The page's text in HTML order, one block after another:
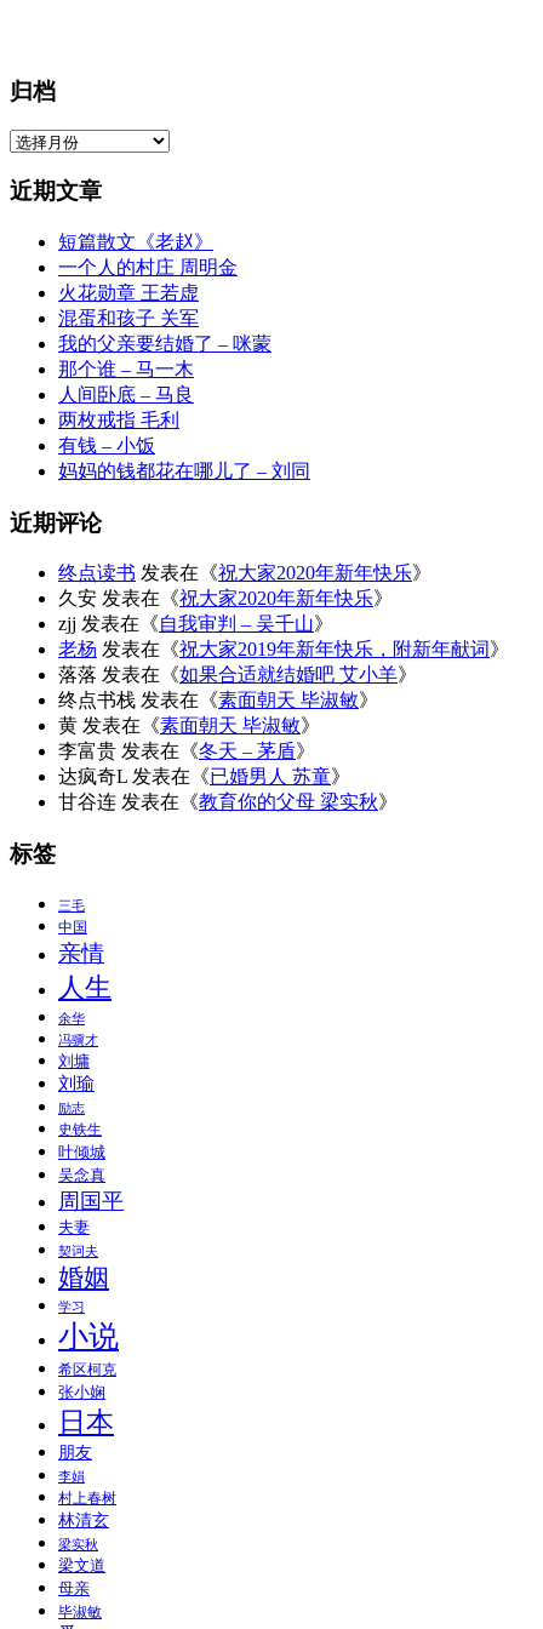
归档
归
近期文章
短篇散文《老赵》
一个人的村庄 周明金
火花勋章 王若虚
混蛋和孩子 关军
我的父亲要结婚了 – 咪蒙
那个谁 – 马一木
人间卧底 – 马良
两枚戒指 毛利
有钱 – 小饭
妈妈的钱都花在哪儿了 – 刘同
近期评论
终点读书 发表在《祝大家2020年新年快乐》
久安 发表在《祝大家2020年新年快乐》
zjj 发表在《自我审判 – 吴千山》
老杨 发表在《祝大家2019年新年快乐，附新年献词》
落落 发表在《如果合适就结婚吧 艾小羊》
终点书栈 发表在《素面朝天 毕淑敏》
黄 发表在《素面朝天 毕淑敏》
李富贵 发表在《冬天 – 茅盾》
达疯奇L 发表在《已婚男人 苏童》
甘谷连 发表在《教育你的父母 梁实秋》
标签
三毛
中国
亲情
人生
余华
冯骥才
刘墉
刘瑜
励志
史铁生
叶倾城
吴念真
周国平
夫妻
契诃夫
婚姻
学习
小说
希区柯克
张小娴
日本
朋友
李娟
村上春树
林清玄
梁实秋
梁文道
母亲
毕淑敏